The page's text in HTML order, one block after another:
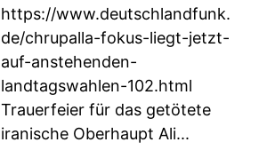
https://www.deutschlandfunk.
de/chrupalla-fokus-liegt-jetzt-
auf-anstehenden-
landtagswahlen-102.html
Trauerfeier für das getötete
iranische Oberhaupt Ali...